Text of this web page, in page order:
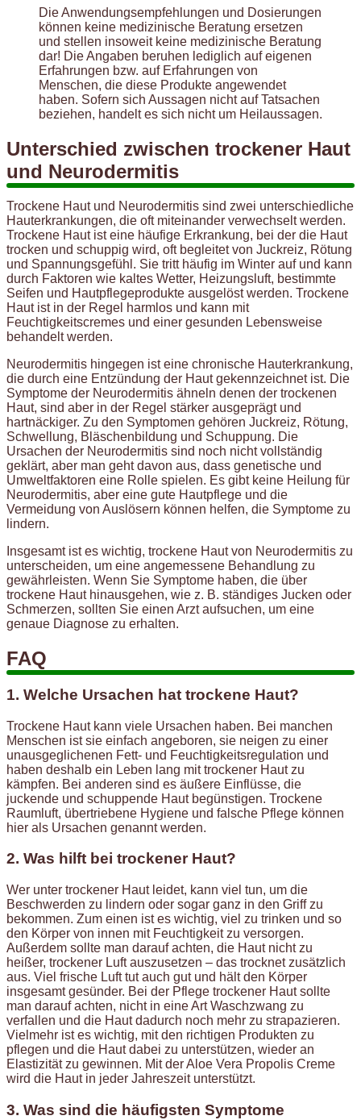
Die Anwendungsempfehlungen und Dosierungen
können keine medizinische Beratung ersetzen
und stellen insoweit keine medizinische Beratung
dar! Die Angaben beruhen lediglich auf eigenen
Erfahrungen bzw. auf Erfahrungen von
Menschen, die diese Produkte angewendet
haben. Sofern sich Aussagen nicht auf Tatsachen
beziehen, handelt es sich nicht um Heilaussagen.
Unterschied zwischen trockener Haut
und Neurodermitis
Trockene Haut und Neurodermitis sind zwei unterschiedliche
Hauterkrankungen, die oft miteinander verwechselt werden.
Trockene Haut ist eine häufige Erkrankung, bei der die Haut
trocken und schuppig wird, oft begleitet von Juckreiz, Rötung
und Spannungsgefühl. Sie tritt häufig im Winter auf und kann
durch Faktoren wie kaltes Wetter, Heizungsluft, bestimmte
Seifen und Hautpflegeprodukte ausgelöst werden. Trockene
Haut ist in der Regel harmlos und kann mit
Feuchtigkeitscremes und einer gesunden Lebensweise
behandelt werden.
Neurodermitis hingegen ist eine chronische Hauterkrankung,
die durch eine Entzündung der Haut gekennzeichnet ist. Die
Symptome der Neurodermitis ähneln denen der trockenen
Haut, sind aber in der Regel stärker ausgeprägt und
hartnäckiger. Zu den Symptomen gehören Juckreiz, Rötung,
Schwellung, Bläschenbildung und Schuppung. Die
Ursachen der Neurodermitis sind noch nicht vollständig
geklärt, aber man geht davon aus, dass genetische und
Umweltfaktoren eine Rolle spielen. Es gibt keine Heilung für
Neurodermitis, aber eine gute Hautpflege und die
Vermeidung von Auslösern können helfen, die Symptome zu
lindern.
Insgesamt ist es wichtig, trockene Haut von Neurodermitis zu
unterscheiden, um eine angemessene Behandlung zu
gewährleisten. Wenn Sie Symptome haben, die über
trockene Haut hinausgehen, wie z. B. ständiges Jucken oder
Schmerzen, sollten Sie einen Arzt aufsuchen, um eine
genaue Diagnose zu erhalten.
FAQ
1. Welche Ursachen hat trockene Haut?
Trockene Haut kann viele Ursachen haben. Bei manchen
Menschen ist sie einfach angeboren, sie neigen zu einer
unausgeglichenen Fett- und Feuchtigkeitsregulation und
haben deshalb ein Leben lang mit trockener Haut zu
kämpfen. Bei anderen sind es äußere Einflüsse, die
juckende und schuppende Haut begünstigen. Trockene
Raumluft, übertriebene Hygiene und falsche Pflege können
hier als Ursachen genannt werden.
2. Was hilft bei trockener Haut?
Wer unter trockener Haut leidet, kann viel tun, um die
Beschwerden zu lindern oder sogar ganz in den Griff zu
bekommen. Zum einen ist es wichtig, viel zu trinken und so
den Körper von innen mit Feuchtigkeit zu versorgen.
Außerdem sollte man darauf achten, die Haut nicht zu
heißer, trockener Luft auszusetzen – das trocknet zusätzlich
aus. Viel frische Luft tut auch gut und hält den Körper
insgesamt gesünder. Bei der Pflege trockener Haut sollte
man darauf achten, nicht in eine Art Waschzwang zu
verfallen und die Haut dadurch noch mehr zu strapazieren.
Vielmehr ist es wichtig, mit den richtigen Produkten zu
pflegen und die Haut dabei zu unterstützen, wieder an
Elastizität zu gewinnen. Mit der Aloe Vera Propolis Creme
wird die Haut in jeder Jahreszeit unterstützt.
3. Was sind die häufigsten Symptome